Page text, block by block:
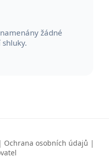
žádné
| Ochrana osobních údajů |